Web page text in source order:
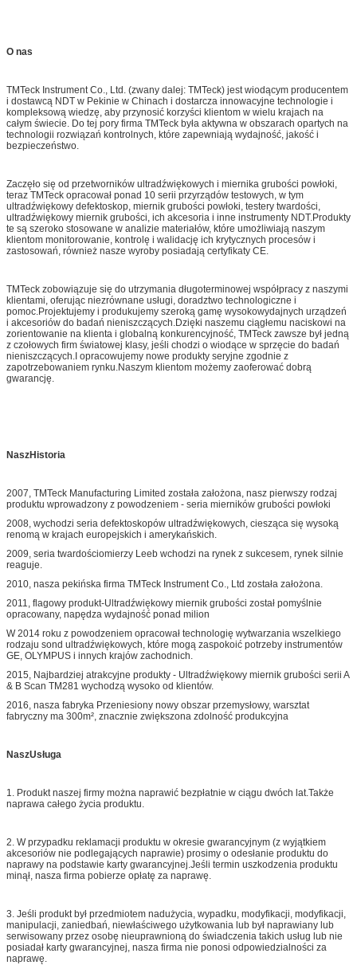
O nas
TMTeck Instrument Co., Ltd. (zwany dalej: TMTeck) jest wiodącym producentem
i dostawcą NDT w Pekinie w Chinach i dostarcza innowacyjne technologie i
kompleksową wiedzę, aby przynosić korzyści klientom w wielu krajach na
całym świecie. Do tej pory firma TMTeck była aktywna w obszarach opartych na
technologii rozwiązań kontrolnych, które zapewniają wydajność, jakość i
bezpieczeństwo.
Zaczęło się od przetworników ultradźwiękowych i miernika grubości powłoki,
teraz TMTeck opracował ponad 10 serii przyrządów testowych, w tym
ultradźwiękowy defektoskop, miernik grubości powłoki, testery twardości,
ultradźwiękowy miernik grubości, ich akcesoria i inne instrumenty NDT.Produkty
te są szeroko stosowane w analizie materiałów, które umożliwiają naszym
klientom monitorowanie, kontrolę i walidację ich krytycznych procesów i
zastosowań, również nasze wyroby posiadają certyfikaty CE.
TMTeck zobowiązuje się do utrzymania długoterminowej współpracy z naszymi
klientami, oferując niezrównane usługi, doradztwo technologiczne i
pomoc.Projektujemy i produkujemy szeroką gamę wysokowydajnych urządzeń
i akcesoriów do badań nieniszczących.Dzięki naszemu ciągłemu naciskowi na
zorientowanie na klienta i globalną konkurencyjność, TMTeck zawsze był jedną
z czołowych firm światowej klasy, jeśli chodzi o wiodące w sprzęcie do badań
nieniszczących.I opracowujemy nowe produkty seryjne zgodnie z
zapotrzebowaniem rynku.Naszym klientom możemy zaoferować dobrą
gwarancję.
NaszHistoria
2007, TMTeck Manufacturing Limited została założona, nasz pierwszy rodzaj
produktu wprowadzony z powodzeniem - seria mierników grubości powłoki
2008, wychodzi seria defektoskopów ultradźwiękowych, ciesząca się wysoką
renomą w krajach europejskich i amerykańskich.
2009, seria twardościomierzy Leeb wchodzi na rynek z sukcesem, rynek silnie
reaguje.
2010, nasza pekińska firma TMTeck Instrument Co., Ltd została założona.
2011, flagowy produkt-Ultradźwiękowy miernik grubości został pomyślnie
opracowany, napędza wydajność ponad milion
W 2014 roku z powodzeniem opracował technologię wytwarzania wszelkiego
rodzaju sond ultradźwiękowych, które mogą zaspokoić potrzeby instrumentów
GE, OLYMPUS i innych krajów zachodnich.
2015, Najbardziej atrakcyjne produkty - Ultradźwiękowy miernik grubości serii A
& B Scan TM281 wychodzą wysoko od klientów.
2016, nasza fabryka Przeniesiony nowy obszar przemysłowy, warsztat
fabryczny ma 300m², znacznie zwiększona zdolność produkcyjna
NaszUsługa
1. Produkt naszej firmy można naprawić bezpłatnie w ciągu dwóch lat.Także
naprawa całego życia produktu.
2. W przypadku reklamacji produktu w okresie gwarancyjnym (z wyjątkiem
akcesoriów nie podlegających naprawie) prosimy o odesłanie produktu do
naprawy na podstawie karty gwarancyjnej.Jeśli termin uszkodzenia produktu
minął, nasza firma pobierze opłatę za naprawę.
3. Jeśli produkt był przedmiotem nadużycia, wypadku, modyfikacji, modyfikacji,
manipulacji, zaniedbań, niewłaściwego użytkowania lub był naprawiany lub
serwisowany przez osobę nieuprawnioną do świadczenia takich usług lub nie
posiadał karty gwarancyjnej, nasza firma nie ponosi odpowiedzialności za
naprawę.